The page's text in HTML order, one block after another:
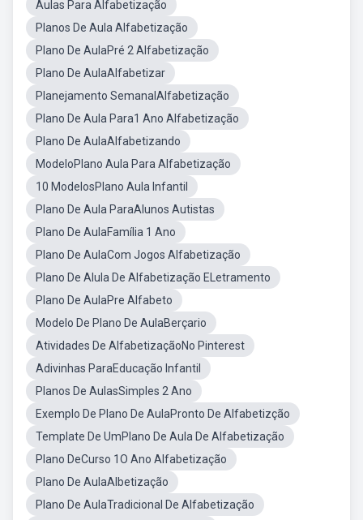
Aulas Para Alfabetização
Planos De Aula Alfabetização
Plano De AulaPré 2 Alfabetização
Plano De AulaAlfabetizar
Planejamento SemanalAlfabetização
Plano De Aula Para1 Ano Alfabetização
Plano De AulaAlfabetizando
ModeloPlano Aula Para Alfabetização
10 ModelosPlano Aula Infantil
Plano De Aula ParaAlunos Autistas
Plano De AulaFamília 1 Ano
Plano De AulaCom Jogos Alfabetização
Plano De Alula De Alfabetização ELetramento
Plano De AulaPre Alfabeto
Modelo De Plano De AulaBerçario
Atividades De AlfabetizaçãoNo Pinterest
Adivinhas ParaEducação Infantil
Planos De AulasSimples 2 Ano
Exemplo De Plano De AulaPronto De Alfabetizção
Template De UmPlano De Aula De Alfabetização
Plano DeCurso 1O Ano Alfabetização
Plano De AulaAlbetização
Plano De AulaTradicional De Alfabetização